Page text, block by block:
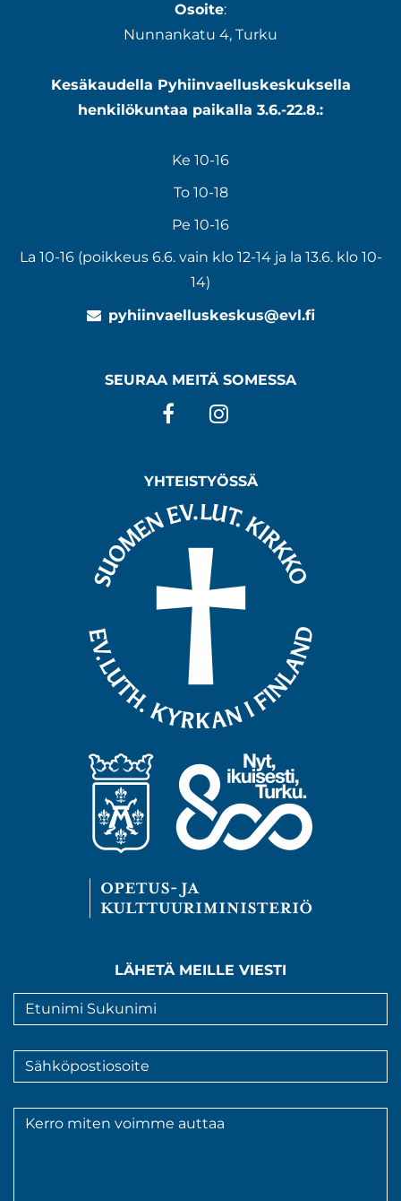
Osoite:
Nunnankatu 4, Turku
Kesäkaudella Pyhiinvaelluskeskuksella
henkilökuntaa paikalla 3.6.-22.8.:
Ke 10-16
To 10-18
Pe 10-16
La 10-16 (poikkeus 6.6. vain klo 12-14 ja la 13.6. klo 10-
14)
pyhiinvaelluskeskus@evl.fi
SEURAA MEITÄ SOMESSA
Facebook
YHTEISTYÖSSÄ
LÄHETÄ MEILLE VIESTI
Nimi
*
Sähköpostiosoite
*
Viesti